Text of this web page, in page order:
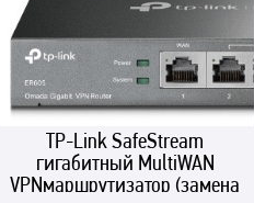
TP-Link SafeStream
гигабитный MultiWAN
VPNмаршрутизатор (замена